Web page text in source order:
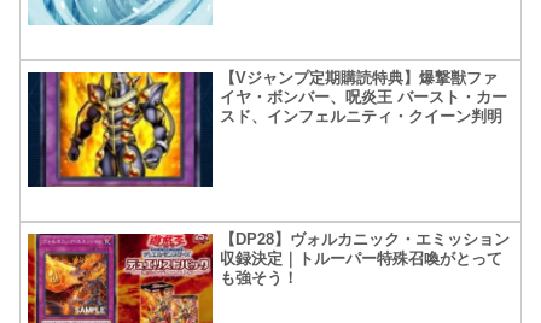
【Vジャンプ定期購読特典】爆撃獣ファ
イヤ・ボンバー、呪炎王 バースト・カー
スド、インフェルニティ・クイーン判明
【DP28】ヴォルカニック・エミッション
収録決定｜トルーパー特殊召喚がとって
も強そう！